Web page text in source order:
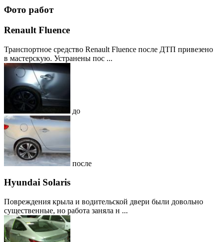
Фото работ
Renault Fluence
Транспортное средство Renault Fluence после ДТП привезено
в мастерскую. Устранены пос ...
до
после
Hyundai Solaris
Повреждения крыла и водительской двери были довольно
существенные, но работа заняла н ...